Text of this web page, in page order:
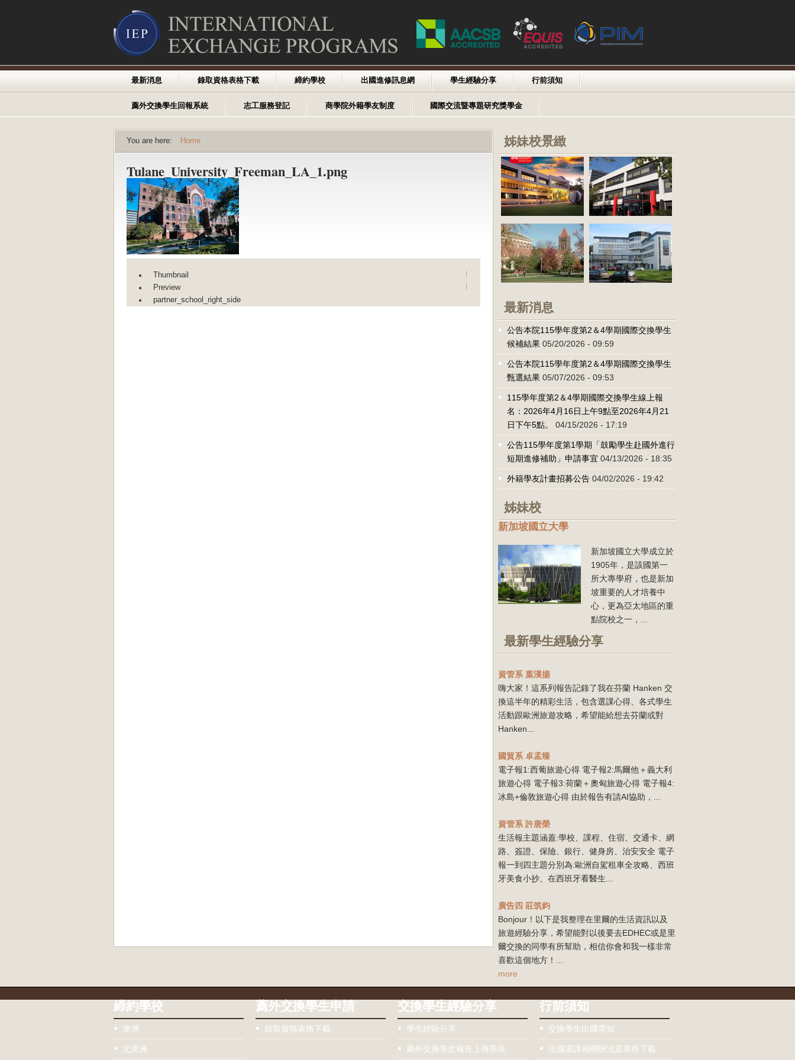
最新消息 錄取資格表格下載 締約學校 出國進修訊息網 學生經驗分享 行前須知
薦外交換學生回報系統 志工服務登記 商學院外籍學友制度 國際交流暨專題研究獎學金
You are here: Home
Tulane_University_Freeman_LA_1.png
Thumbnail
Preview
partner_school_right_side
姊妹校景緻
最新消息
公告本院115學年度第2＆4學期國際交換學生
候補結果 05/20/2026 - 09:59
公告本院115學年度第2＆4學期國際交換學生
甄選結果 05/07/2026 - 09:53
115學年度第2＆4學期國際交換學生線上報
名：2026年4月16日上午9點至2026年4月21
日下午5點。
04/15/2026 - 17:19
公告115學年度第1學期「鼓勵學生赴國外進行
短期進修補助」申請事宜 04/13/2026 - 18:35
外籍學友計畫招募公告 04/02/2026 - 19:42
姊妹校
新加坡國立大學
新加坡國立大學成立於
1905年，是該國第一
所大專學府，也是新加
坡重要的人才培養中
心，更為亞太地區的重
點院校之一，...
最新學生經驗分享
資管系 葉漢揚
嗨大家！這系列報告記錄了我在芬蘭 Hanken 交
換這半年的精彩生活，包含選課心得、各式學生
活動跟歐洲旅遊攻略，希望能給想去芬蘭或對
Hanken...
國貿系 卓孟臻
電子報1:西葡旅遊心得 電子報2:馬爾他＋義大利
旅遊心得 電子報3:荷蘭＋奧匈旅遊心得 電子報4:
冰島+倫敦旅遊心得 由於報告有請AI協助，...
資管系 許唐榮
生活報主題涵蓋:學校、課程、住宿、交通卡、網
路、簽證、保險、銀行、健身房、治安安全 電子
報一到四主題分別為:歐洲自駕租車全攻略、西班
牙美食小抄、在西班牙看醫生...
廣告四 莊筑鈞
Bonjour！以下是我整理在里爾的生活資訊以及
旅遊經驗分享，希望能對以後要去EDHEC或是里
爾交換的同學有所幫助，相信你會和我一樣非常
喜歡這個地方！...
more
締約學校
澳洲
北美洲
薦外交換學生申請
錄取資格表格下載
交換學生經驗分享
學生經驗分享
薦外交換學生報告上傳系統
行前須知
交換學生出國需知
出國選課相關辦法及表格下載